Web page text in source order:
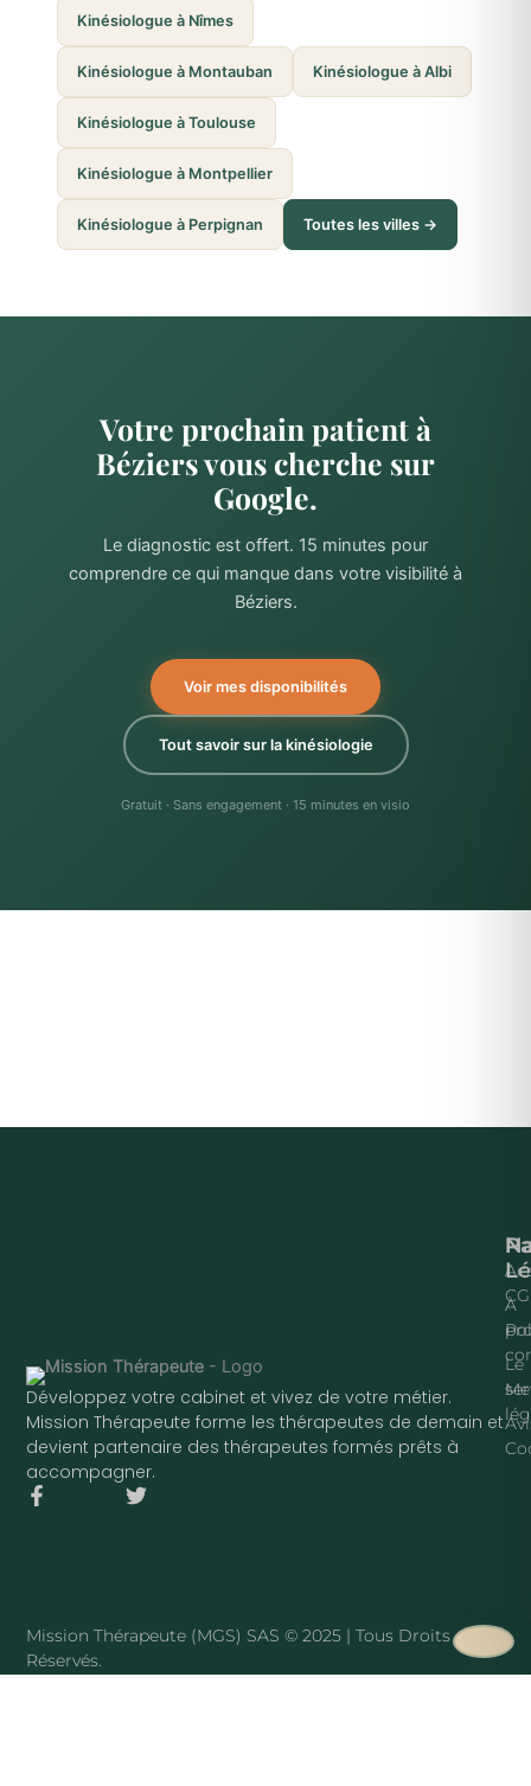
Kinésiologue à Nîmes
Kinésiologue à Montauban Kinésiologue à Albi
Kinésiologue à Toulouse
Kinésiologue à Montpellier
Kinésiologue à Perpignan Toutes les villes →
Votre prochain patient à
Béziers vous cherche sur
Google.
Le diagnostic est offert. 15 minutes pour
comprendre ce qui manque dans votre visibilité à
Béziers.
Voir mes disponibilités
Tout savoir sur la kinésiologie
Gratuit · Sans engagement · 15 minutes en visio
Développez votre cabinet et vivez de votre métier.
Mission Thérapeute forme les thérapeutes de demain et
devient partenaire des thérapeutes formés prêts à
accompagner.
F
k
-
T
À
Le
Mission Thérapeute (MGS) SAS © 2025 | Tous Droits
Réservés.